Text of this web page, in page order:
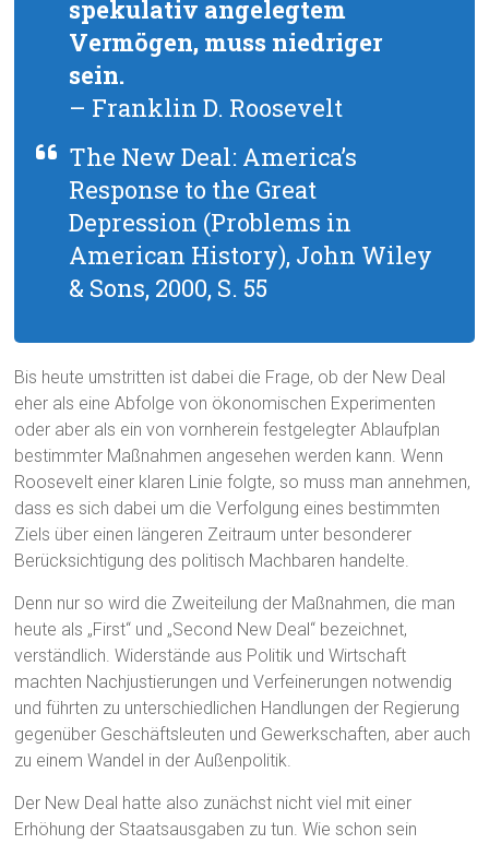
spekulativ angelegtem
Vermögen, muss niedriger
sein.
– Franklin D. Roosevelt
The New Deal: America’s
Response to the Great
Depression (Problems in
American History), John Wiley
& Sons, 2000, S. 55
Bis heute umstritten ist dabei die Frage, ob der New Deal
eher als eine Abfolge von ökonomischen Experimenten
oder aber als ein von vornherein festgelegter Ablaufplan
bestimmter Maßnahmen angesehen werden kann. Wenn
Roosevelt einer klaren Linie folgte, so muss man annehmen,
dass es sich dabei um die Verfolgung eines bestimmten
Ziels über einen längeren Zeitraum unter besonderer
Berücksichtigung des politisch Machbaren handelte.
Denn nur so wird die Zweiteilung der Maßnahmen, die man
heute als „First“ und „Second New Deal“ bezeichnet,
verständlich. Widerstände aus Politik und Wirtschaft
machten Nachjustierungen und Verfeinerungen notwendig
und führten zu unterschiedlichen Handlungen der Regierung
gegenüber Geschäftsleuten und Gewerkschaften, aber auch
zu einem Wandel in der Außenpolitik.
Der New Deal hatte also zunächst nicht viel mit einer
Erhöhung der Staatsausgaben zu tun. Wie schon sein